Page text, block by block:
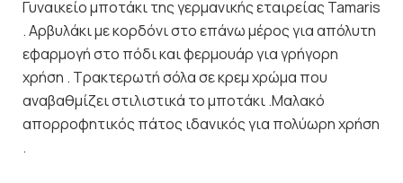
Γυναικείο μποτάκι της γερμανικής εταιρείας Tamaris
. Αρβυλάκι με κορδόνι στο επάνω μέρος για απόλυτη
εφαρμογή στο πόδι και φερμουάρ για γρήγορη
χρήση . Τρακτερωτή σόλα σε κρεμ χρώμα που
αναβαθμίζει στιλιστικά το μποτάκι .Μαλακό
απορροφητικός πάτος ιδανικός για πολύωρη χρήση
.